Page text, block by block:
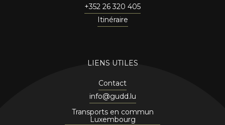
+352 26 320 405
Itinéraire
LIENS UTILES
Contact
info@gudd.lu
Transports en commun
Luxembourg